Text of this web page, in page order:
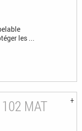
les ...
MAT